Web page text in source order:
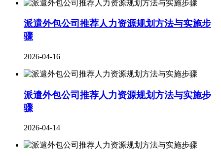
派遣外包公司推荐人力资源规划方法与实施步
骤
2026-04-16
派遣外包公司推荐人力资源规划方法与实施步
骤
2026-04-14